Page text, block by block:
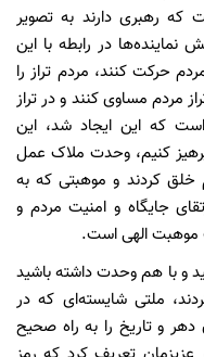
که رهبری دارند به تصویر
در رابطه با این
حرکت کنند، مردم تراز را
مردم مساوی کنند و در تراز
که این ایجاد شد، این
کنیم، وحدت ملاک عمل
خلق کردند و موهبتی که به
جایگاه و امنیت مردم و
موهبت الهی است.
و با هم وحدت داشته باشید
ملتی شایسته‌ای که در
دهر و تاریخ را به راه صحیح